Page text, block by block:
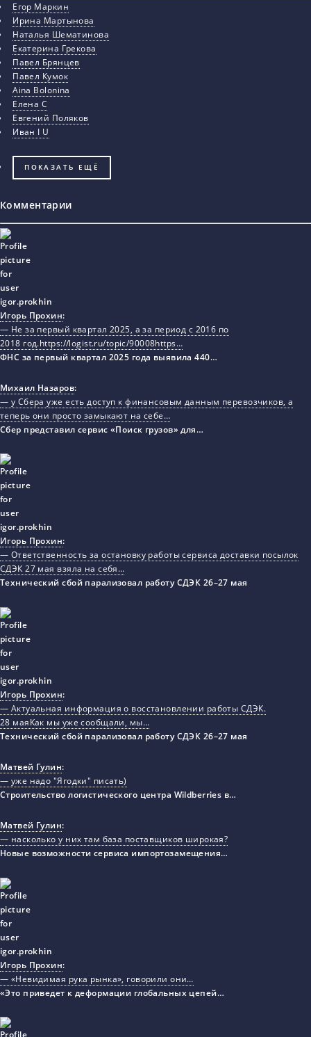
Егор Маркин
Ирина Мартынова
Наталья Шематинова
Екатерина Грекова
Павел Брянцев
Павел Кумок
Aina Bolonina
Елена С
Евгений Поляков
Иван I U
ПОКАЗАТЬ ЕЩЁ
Комментарии
Игорь Прохин:
— Не за первый квартал 2025, а за период с 2016 по
2018 год.https://logist.ru/topic/90008https…
ФНС за первый квартал 2025 года выявила 440…
Михаил Назаров:
— у Сбера уже есть доступ к финансовым данным перевозчиков, а
теперь они просто замыкают на себе…
Сбер представил сервис «Поиск грузов» для…
Игорь Прохин:
— Ответственность за остановку работы сервиса доставки посылок
СДЭК 27 мая взяла на себя…
Технический сбой парализовал работу СДЭК 26–27 мая
Игорь Прохин:
— Актуальная информация о восстановлении работы СДЭК.
28 маяКак мы уже сообщали, мы…
Технический сбой парализовал работу СДЭК 26–27 мая
Матвей Гулин:
— уже надо "Ягодки" писать)
Строительство логистического центра Wildberries в…
Матвей Гулин:
— насколько у них там база поставщиков широкая?
Новые возможности сервиса импортозамещения…
Игорь Прохин:
— «Невидимая рука рынка», говорили они…
«Это приведет к деформации глобальных цепей…